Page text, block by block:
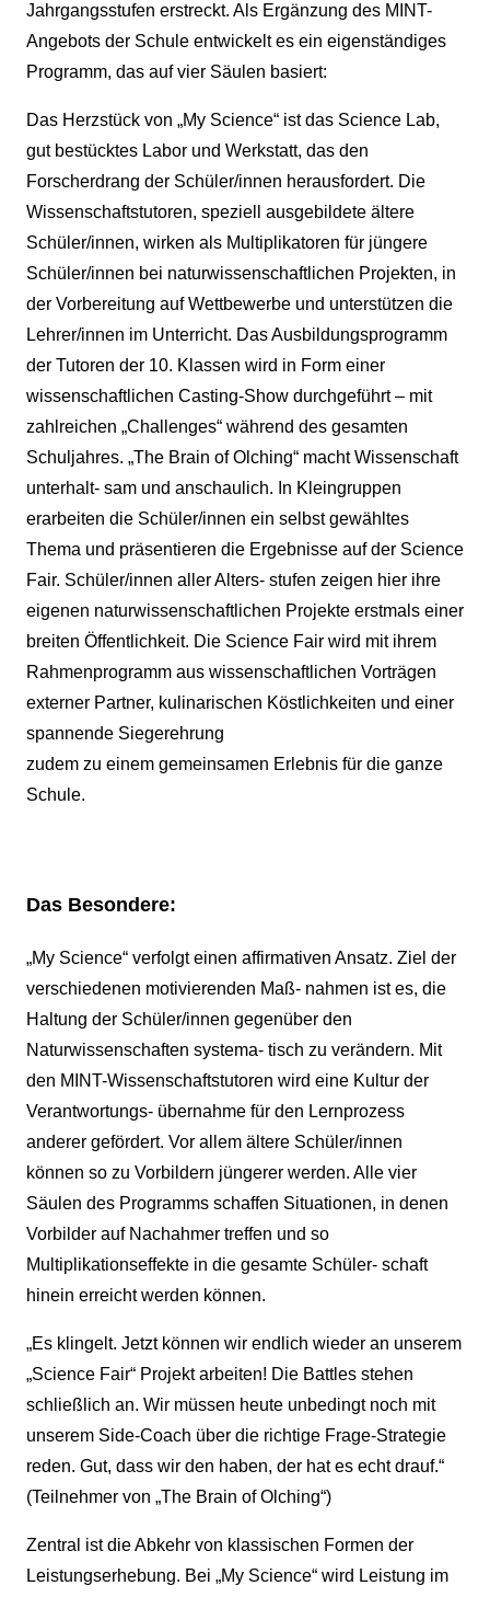
Jahrgangsstufen erstreckt. Als Ergänzung des MINT-
Angebots der Schule entwickelt es ein eigenständiges
Programm, das auf vier Säulen basiert:
Das Herzstück von „My Science“ ist das Science Lab,
gut bestücktes Labor und Werkstatt, das den
Forscherdrang der Schüler/innen herausfordert. Die
Wissenschaftstutoren, speziell ausgebildete ältere
Schüler/innen, wirken als Multiplikatoren für jüngere
Schüler/innen bei naturwissenschaftlichen Projekten, in
der Vorbereitung auf Wettbewerbe und unterstützen die
Lehrer/innen im Unterricht. Das Ausbildungsprogramm
der Tutoren der 10. Klassen wird in Form einer
wissenschaftlichen Casting-Show durchgeführt – mit
zahlreichen „Challenges“ während des gesamten
Schuljahres. „The Brain of Olching“ macht Wissenschaft
unterhalt- sam und anschaulich. In Kleingruppen
erarbeiten die Schüler/innen ein selbst gewähltes
Thema und präsentieren die Ergebnisse auf der Science
Fair. Schüler/innen aller Alters- stufen zeigen hier ihre
eigenen naturwissenschaftlichen Projekte erstmals einer
breiten Öffentlichkeit. Die Science Fair wird mit ihrem
Rahmenprogramm aus wissenschaftlichen Vorträgen
externer Partner, kulinarischen Köstlichkeiten und einer
spannende Siegerehrung
zudem zu einem gemeinsamen Erlebnis für die ganze
Schule.
Das Besondere:
„My Science“ verfolgt einen affirmativen Ansatz. Ziel der
verschiedenen motivierenden Maß- nahmen ist es, die
Haltung der Schüler/innen gegenüber den
Naturwissenschaften systema- tisch zu verändern. Mit
den MINT-Wissenschaftstutoren wird eine Kultur der
Verantwortungs- übernahme für den Lernprozess
anderer gefördert. Vor allem ältere Schüler/innen
können so zu Vorbildern jüngerer werden. Alle vier
Säulen des Programms schaffen Situationen, in denen
Vorbilder auf Nachahmer treffen und so
Multiplikationseffekte in die gesamte Schüler- schaft
hinein erreicht werden können.
„Es klingelt. Jetzt können wir endlich wieder an unserem
„Science Fair“ Projekt arbeiten! Die Battles stehen
schließlich an. Wir müssen heute unbedingt noch mit
unserem Side-Coach über die richtige Frage-Strategie
reden. Gut, dass wir den haben, der hat es echt drauf.“
(Teilnehmer von „The Brain of Olching“)
Zentral ist die Abkehr von klassischen Formen der
Leistungserhebung. Bei „My Science“ wird Leistung im